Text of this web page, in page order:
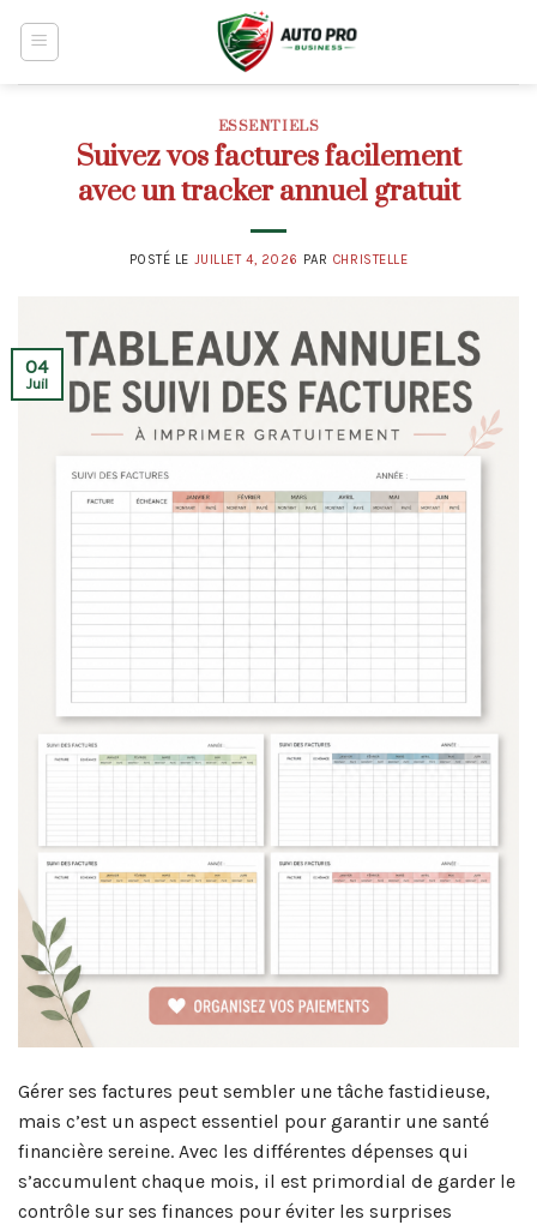
ESSENTIELS
Suivez vos factures facilement
avec un tracker annuel gratuit
POSTÉ LE JUILLET 4, 2026 PAR CHRISTELLE
04
Juil
Gérer ses factures peut sembler une tâche fastidieuse,
mais c’est un aspect essentiel pour garantir une santé
financière sereine. Avec les différentes dépenses qui
s’accumulent chaque mois, il est primordial de garder le
contrôle sur ses finances pour éviter les surprises